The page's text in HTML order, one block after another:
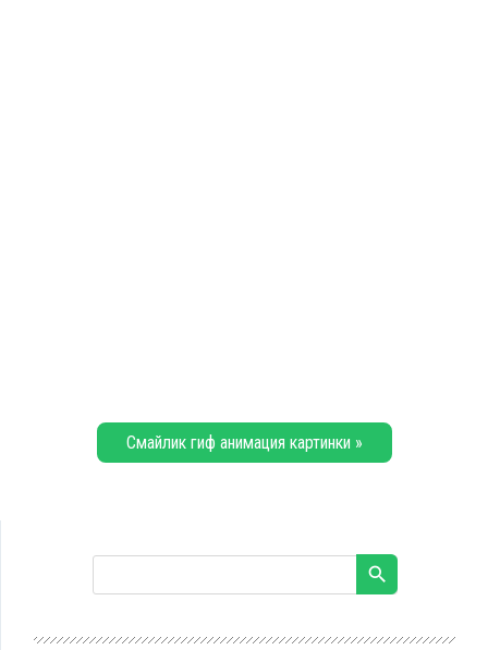
Смайлик гиф анимация картинки »